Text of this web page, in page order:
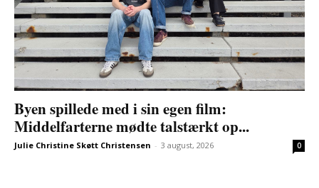
Byen spillede med i sin egen film:
Middelfarterne mødte talstærkt op...
Julie Christine Skøtt Christensen - 3 august, 2026 0